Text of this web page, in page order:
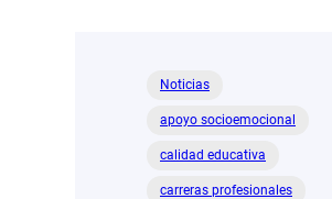
Noticias
apoyo socioemocional
calidad educativa
carreras profesionales